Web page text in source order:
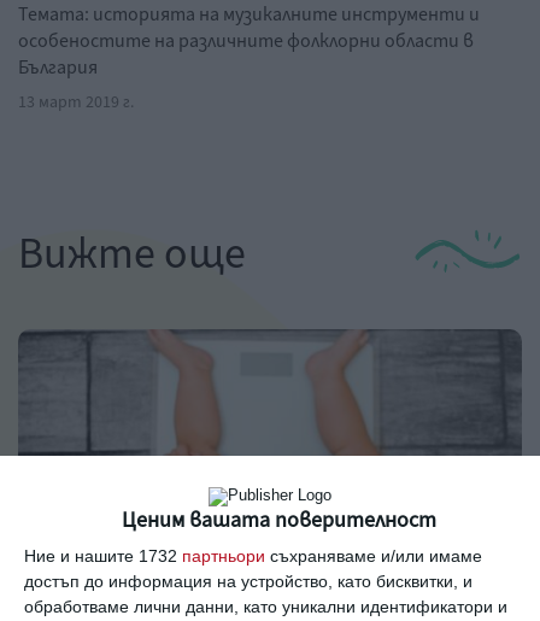
Ценим вашата поверителност
Ние и нашите 1732 партньори съхраняваме и/или имаме
достъп до информация на устройство, като бисквитки, и
обработваме лични данни, като уникални идентификатори и
Темата: историята на музикалните инструменти и
особеностите на различните фолклорни области в
България
13 март 2019 г.
Вижте още